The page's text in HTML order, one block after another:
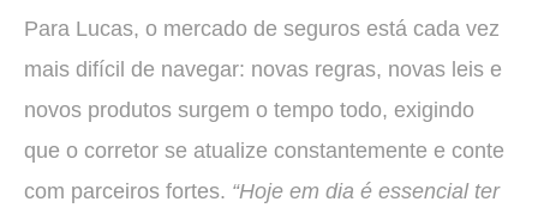
Para Lucas, o mercado de seguros está cada vez
mais difícil de navegar: novas regras, novas leis e
novos produtos surgem o tempo todo, exigindo
que o corretor se atualize constantemente e conte
com parceiros fortes. “Hoje em dia é essencial ter